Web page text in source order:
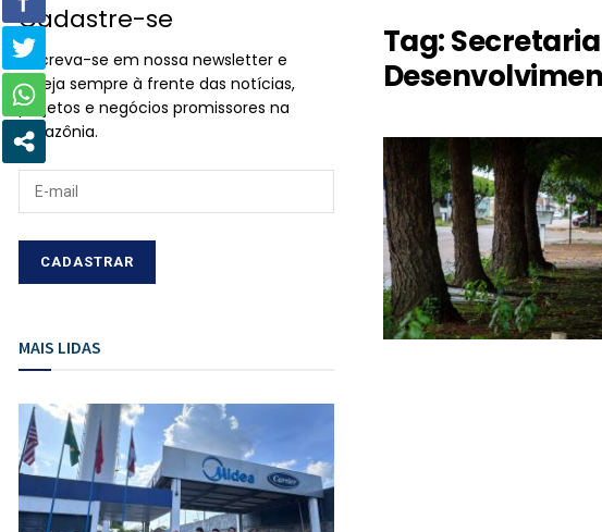
Tag:
Cadastre-se
Inscreva-se em nossa newsletter e
esteja sempre à frente das notícias,
projetos e negócios promissores na
Amazônia.
MAIS LIDAS